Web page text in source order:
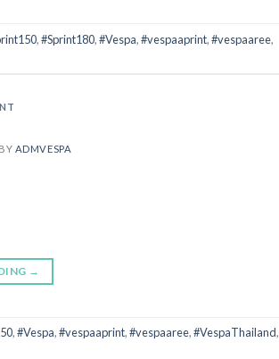
,#Sprint180,#Vespa,#vespaaprint,#vespaaree,
BY ADMVESPA
→
,#Vespa,#vespaaprint,#vespaaree,#VespaThailand,